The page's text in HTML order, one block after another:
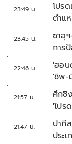
23:49 น.
โปร
ตำแ
'พลต
23:45 น.
ซาอุ
การ
22:46 น.
'ฮอน
'ชิพ-
ที่มัล
21:57 น.
ศึกชิ
'โปร
21:47 น.
ปากี
ประ